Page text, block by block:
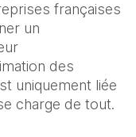
françaises
un
des
uniquement liée
charge de tout.